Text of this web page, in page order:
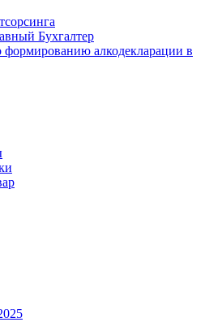
Бухгалтер
формированию алкодекларации в